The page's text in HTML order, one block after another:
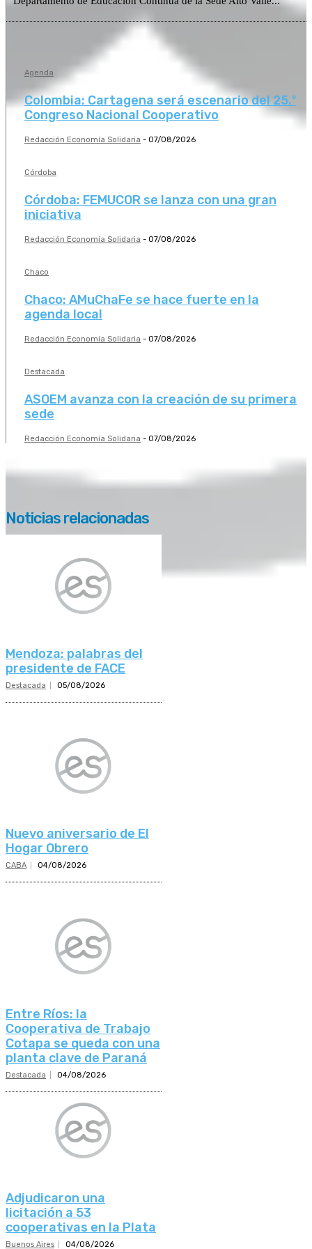
Agenda
Colombia: Cartagena será escenario del 25.º
Congreso Nacional Cooperativo
Redacción Economía Solidaria - 07/08/2026
Córdoba
Córdoba: FEMUCOR se lanza con una gran
iniciativa
Redacción Economía Solidaria - 07/08/2026
Chaco
Chaco: AMuChaFe se hace fuerte en la
agenda local
Redacción Economía Solidaria - 07/08/2026
Destacada
ASOEM avanza con la creación de su primera
sede
Redacción Economía Solidaria - 07/08/2026
Noticias relacionadas
Mendoza: palabras del
presidente de FACE
Destacada 05/08/2026
Nuevo aniversario de El
Hogar Obrero
CABA 04/08/2026
Entre Ríos: la
Cooperativa de Trabajo
Cotapa se queda con una
planta clave de Paraná
Destacada 04/08/2026
Adjudicaron una
licitación a 53
cooperativas en la Plata
Buenos Aires 04/08/2026